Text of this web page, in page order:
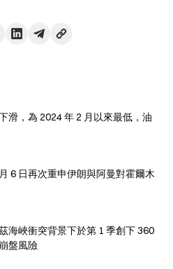
滑，為 2024 年 2 月以來最低，油
6 日再次重申伊朗與阿曼對霍爾木
海峽衝突背景下於第 1 季創下 360
盤風險